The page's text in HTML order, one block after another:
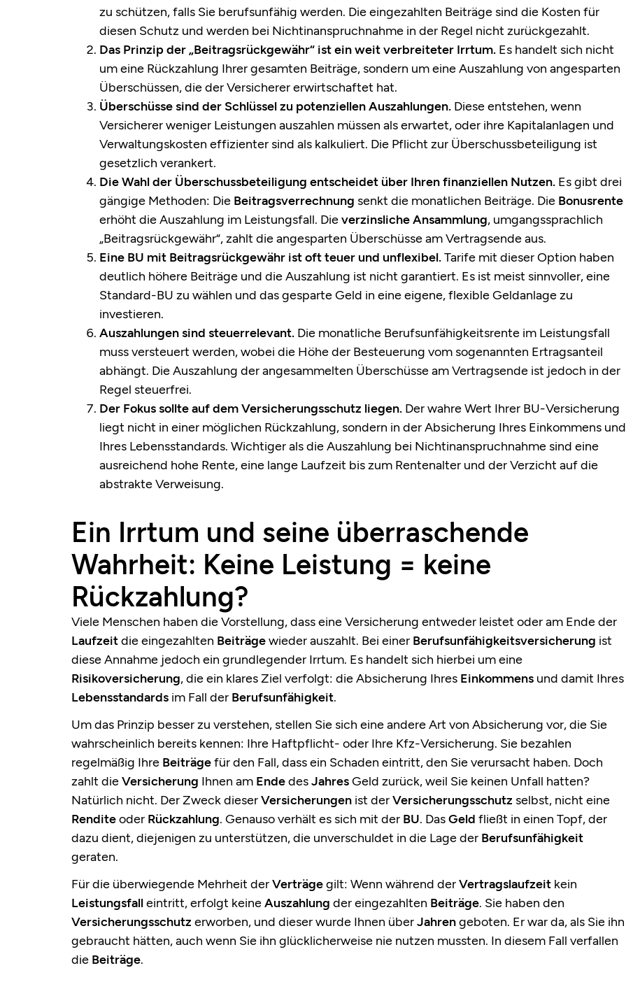
zu schützen, falls Sie berufsunfähig werden. Die eingezahlten Beiträge sind die Kosten für
diesen Schutz und werden bei Nichtinanspruchnahme in der Regel nicht zurückgezahlt.
Das Prinzip der „Beitragsrückgewähr“ ist ein weit verbreiteter Irrtum. Es handelt sich nicht
um eine Rückzahlung Ihrer gesamten Beiträge, sondern um eine Auszahlung von angesparten
Überschüssen, die der Versicherer erwirtschaftet hat.
Überschüsse sind der Schlüssel zu potenziellen Auszahlungen. Diese entstehen, wenn
Versicherer weniger Leistungen auszahlen müssen als erwartet, oder ihre Kapitalanlagen und
Verwaltungskosten effizienter sind als kalkuliert. Die Pflicht zur Überschussbeteiligung ist
gesetzlich verankert.
Die Wahl der Überschussbeteiligung entscheidet über Ihren finanziellen Nutzen. Es gibt drei
gängige Methoden: Die Beitragsverrechnung senkt die monatlichen Beiträge. Die Bonusrente
erhöht die Auszahlung im Leistungsfall. Dieverzinsliche Ansammlung, umgangssprachlich
„Beitragsrückgewähr“, zahlt die angesparten Überschüsse am Vertragsende aus.
Eine BU mit Beitragsrückgewähr ist oft teuer und unflexibel.Tarife mit dieser Option haben
deutlich höhere Beiträge und die Auszahlung ist nicht garantiert. Es ist meist sinnvoller, eine
Standard-BU zu wählen und das gesparte Geld in eine eigene, flexible Geldanlage zu
investieren.
Auszahlungen sind steuerrelevant. Die monatliche Berufsunfähigkeitsrente im Leistungsfall
muss versteuert werden, wobei die Höhe der Besteuerung vom sogenannten Ertragsanteil
abhängt. Die Auszahlung der angesammelten Überschüsse am Vertragsende ist jedoch in der
Regel steuerfrei.
Der Fokus sollte auf dem Versicherungsschutz liegen. Der wahre Wert Ihrer BU-Versicherung
liegt nicht in einer möglichen Rückzahlung, sondern in der Absicherung Ihres Einkommens und
Ihres Lebensstandards. Wichtiger als die Auszahlung bei Nichtinanspruchnahme sind eine
ausreichend hohe Rente, eine lange Laufzeit bis zum Rentenalter und der Verzicht auf die
abstrakte Verweisung.
Ein Irrtum und seine überraschende
Wahrheit: Keine Leistung = keine
Rückzahlung?
Viele Menschen haben die Vorstellung, dass eine Versicherung entweder leistet oder am Ende der
Laufzeitdie eingezahlten Beiträgewieder auszahlt. Bei einer Berufsunfähigkeitsversicherung ist
diese Annahme jedoch ein grundlegender Irrtum. Es handelt sich hierbei um eine
Risikoversicherung, die ein klares Ziel verfolgt: die Absicherung Ihres Einkommens und damit Ihres
Lebensstandards im Fall der Berufsunfähigkeit.
Um das Prinzip besser zu verstehen, stellen Sie sich eine andere Art von Absicherung vor, die Sie
wahrscheinlich bereits kennen: Ihre Haftpflicht- oder Ihre Kfz-Versicherung. Sie bezahlen
regelmäßig Ihre Beiträgefür den Fall, dass ein Schaden eintritt, den Sie verursacht haben. Doch
zahlt dieVersicherung Ihnen am EndedesJahresGeld zurück, weil Sie keinen Unfall hatten?
Natürlich nicht. Der Zweck dieserVersicherungen ist derVersicherungsschutz selbst, nicht eine
Renditeoder Rückzahlung. Genauso verhält es sich mit der BU. DasGeld fließt in einen Topf, der
dazu dient, diejenigen zu unterstützen, die unverschuldet in die Lage der Berufsunfähigkeit
geraten.
Für die überwiegende Mehrheit derVerträgegilt: Wenn während derVertragslaufzeit kein
Leistungsfalleintritt, erfolgt keineAuszahlung der eingezahlten Beiträge. Sie haben den
Versicherungsschutz erworben, und dieser wurde Ihnen überJahrengeboten. Er war da, als Sie ihn
gebraucht hätten, auch wenn Sie ihn glücklicherweise nie nutzen mussten. In diesem Fall verfallen
die Beiträge.